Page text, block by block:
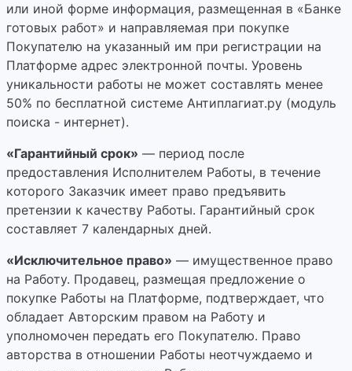
или иной форме информация, размещенная в «Банке
готовых работ» и направляемая при покупке
Покупателю на указанный им при регистрации на
Платформе адрес электронной почты. Уровень
уникальности работы не может составлять менее
50% по бесплатной системе Антиплагиат.ру (модуль
поиска - интернет).
«Гарантийный срок» — период после
предоставления Исполнителем Работы, в течение
которого Заказчик имеет право предъявить
претензии к качеству Работы. Гарантийный срок
составляет 7 календарных дней.
«Исключительное право» — имущественное право
на Работу. Продавец, размещая предложение о
покупке Работы на Платформе, подтверждает, что
обладает Авторским правом на Работу и
уполномочен передать его Покупателю. Право
авторства в отношении Работы неотчуждаемо и